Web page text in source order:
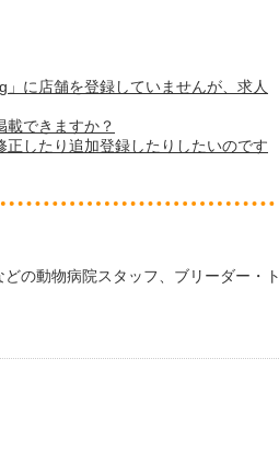
に店舗を登録していませんが、求人
載できますか？
したり追加登録したりしたいのです
の動物病院スタッフ、ブリーダー・ト